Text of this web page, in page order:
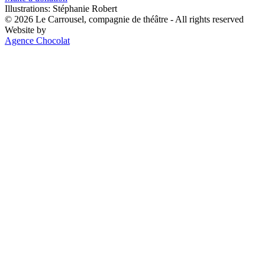
Illustrations: Stéphanie Robert
© 2026 Le Carrousel, compagnie de théâtre - All rights reserved
Website by
Agence Chocolat